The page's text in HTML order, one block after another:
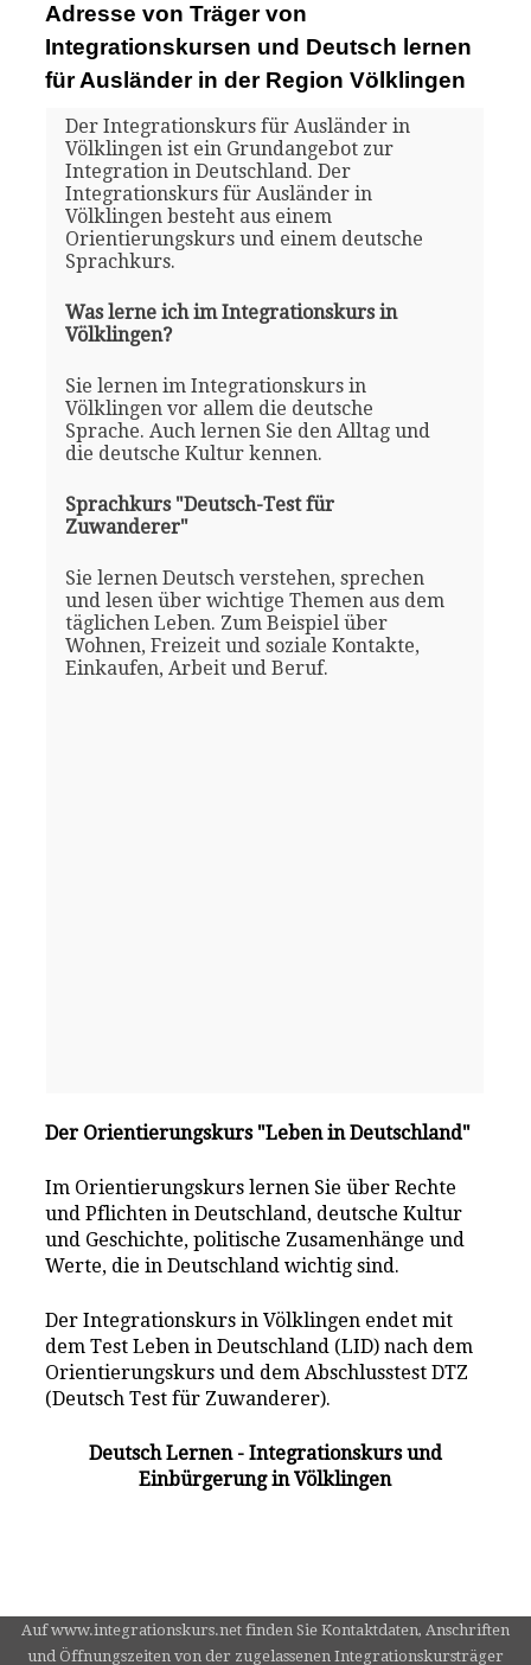
Adresse von Träger von
Integrationskursen und Deutsch lernen
für Ausländer in der Region Völklingen
Der Integrationskurs für Ausländer in
Völklingen ist ein Grundangebot zur
Integration in Deutschland. Der
Integrationskurs für Ausländer in
Völklingen besteht aus einem
Orientierungskurs und einem deutsche
Sprachkurs.
Was lerne ich im Integrationskurs in
Völklingen?
Sie lernen im Integrationskurs in
Völklingen vor allem die deutsche
Sprache. Auch lernen Sie den Alltag und
die deutsche Kultur kennen.
Sprachkurs "Deutsch-Test für
Zuwanderer"
Sie lernen Deutsch verstehen, sprechen
und lesen über wichtige Themen aus dem
täglichen Leben. Zum Beispiel über
Wohnen, Freizeit und soziale Kontakte,
Einkaufen, Arbeit und Beruf.
Der Orientierungskurs "Leben in Deutschland"
Im Orientierungskurs lernen Sie über Rechte
und Pflichten in Deutschland, deutsche Kultur
und Geschichte, politische Zusamenhänge und
Werte, die in Deutschland wichtig sind.
Der Integrationskurs in Völklingen endet mit
dem Test Leben in Deutschland (LID) nach dem
Orientierungskurs und dem Abschlusstest DTZ
(Deutsch Test für Zuwanderer).
Deutsch Lernen - Integrationskurs und
Einbürgerung in Völklingen
Auf www.integrationskurs.net finden Sie Kontaktdaten, Anschriften
und Öffnungszeiten von der zugelassenen Integrationskursträger